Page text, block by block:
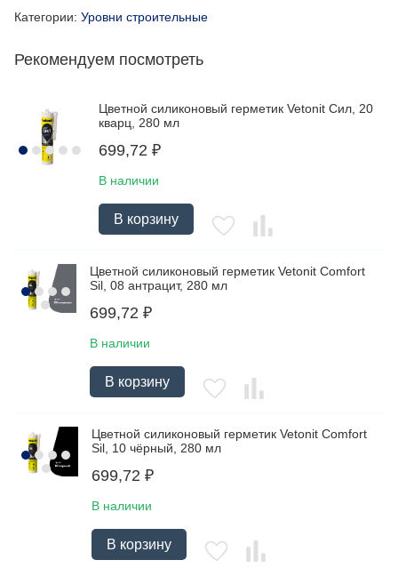
Категории: Уровни строительные
Рекомендуем посмотреть
Цветной силиконовый герметик Vetonit Сил, 20
кварц, 280 мл
699,72 ₽
В наличии
В корзину
Цветной силиконовый герметик Vetonit Comfort
Sil, 08 антрацит, 280 мл
699,72 ₽
В наличии
В корзину
Цветной силиконовый герметик Vetonit Comfort
Sil, 10 чёрный, 280 мл
699,72 ₽
В наличии
В корзину